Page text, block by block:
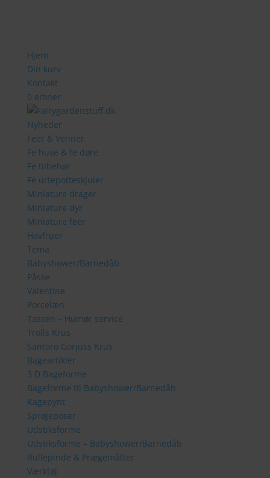
Hjem
Din kurv
Kontakt
0 emner
Nyheder
Feer & Venner
Fe huse & fe døre
Fe tilbehør
Fe urtepotteskjuler
Miniature drager
Miniature dyr
Miniature feer
Havfruer
Tema
Babyshower/Barnedåb
Påske
Valentine
Porcelæn
Tassen – Humør service
Trolls Krus
Santoro Gorjuss Krus
Bageartikler
3 D Bageforme
Bageforme til Babyshower/Barnedåb
Kagepynt
Sprøjeposer
Udstiksforme
Udstiksforme – Babyshower/Barnedåb
Rullepinde & Prægemåtter
Værktøj